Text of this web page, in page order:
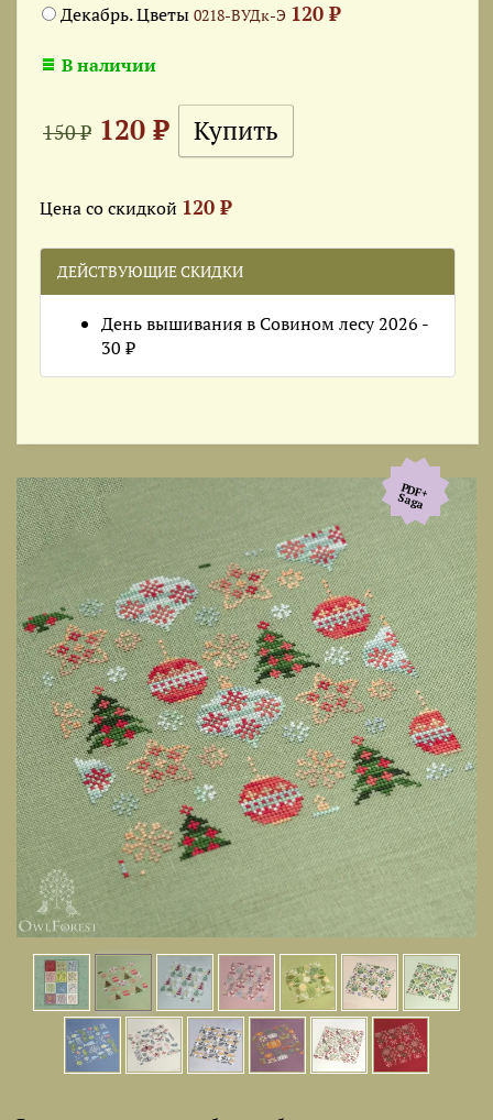
Декабрь. Цветы 0218-ВУДк-Э 120 ₽
В наличии
150 ₽ 120 ₽
Цена со скидкой 120 ₽
ДЕЙСТВУЮЩИЕ СКИДКИ
День вышивания в Совином лесу 2026 -
30 ₽
PDF+
Saga